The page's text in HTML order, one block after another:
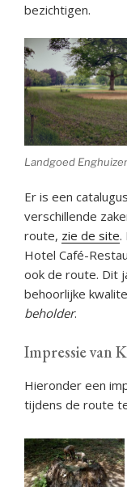
bezichtigen.
Landgoed
Er is een
verschillende
route, zie de site.
Hotel Café-
ook de route. Dit
behoorlijke
beholder.
Impressie van
Hieronder een
tijdens de route